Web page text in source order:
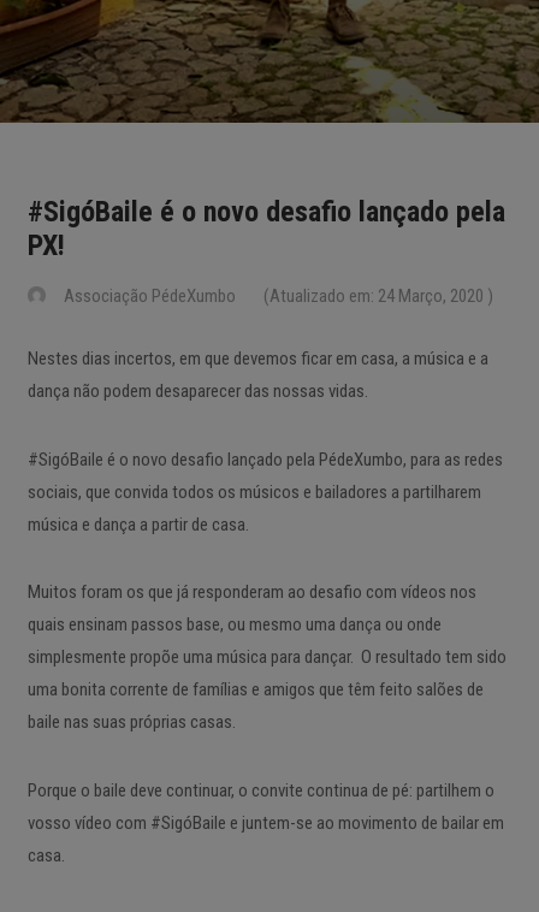
#SigóBaile é o novo desafio lançado pela
PX!
Associação PédeXumbo (Atualizado em: 24 Março, 2020 )
Nestes dias incertos, em que devemos ficar em casa, a música e a
dança não podem desaparecer das nossas vidas.
#SigóBaile é o novo desafio lançado pela PédeXumbo, para as redes
sociais, que convida todos os músicos e bailadores a partilharem
música e dança a partir de casa.
Muitos foram os que já responderam ao desafio com vídeos nos
quais ensinam passos base, ou mesmo uma dança ou onde
simplesmente propõe uma música para dançar. O resultado tem sido
uma bonita corrente de famílias e amigos que têm feito salões de
baile nas suas próprias casas.
Porque o baile deve continuar, o convite continua de pé: partilhem o
vosso vídeo com #SigóBaile e juntem-se ao movimento de bailar em
casa.